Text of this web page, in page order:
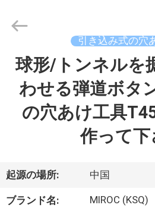
家
私
達
Copyright
Technologies
(Beijing)
Reserved.
引き込み式の穴
球形/トンネルを
わせる弾道ボタ
の穴あけ工具
作って下
起源の場所: 中国
ブランド名: MIROC (KSQ)